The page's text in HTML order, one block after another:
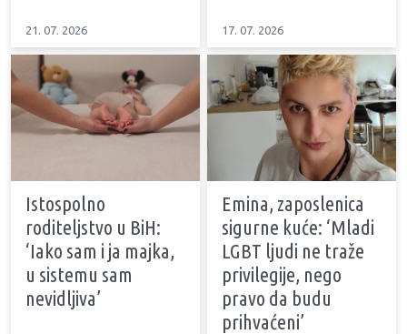
21. 07. 2026 17. 07. 2026
Istospolno
roditeljstvo u BiH:
‘Iako sam i ja majka,
u sistemu sam
nevidljiva’
Emina, zaposlenica
sigurne kuće: ‘Mladi
LGBT ljudi ne traže
privilegije, nego
pravo da budu
prihvaćeni’